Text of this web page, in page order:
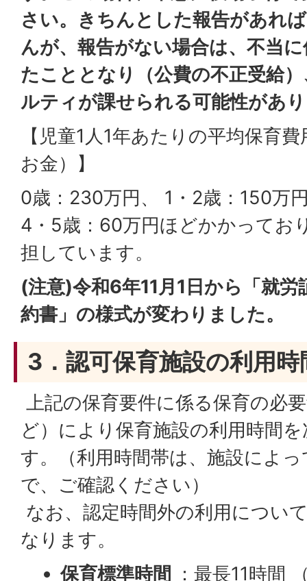
さい。きちんとした報告があれ
んが、報告がない場合は、不当
たこととなり（公費の不正受給
ルティが課せられる可能性があ
【児童1人1年あたりの平均保育
お金）】
0歳：230万円、 1・2歳：150万
4・5歳：60万円ほどかかってお
担しています。
(注意)令和6年11月1日から「就労
約書」の様式が変わりました。
3．認可保育施設の利用時
上記の保育要件に係る保育の必
ど）により保育施設の利用時間
す。（利用時間帯は、施設によ
で、ご確認ください）
なお、認定時間外の利用につい
なります。
保育標準時間
：最長11時間